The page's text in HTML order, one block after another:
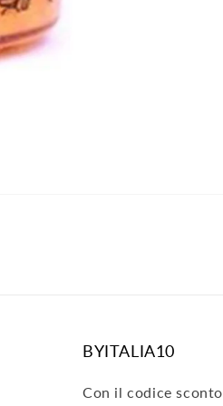
BYITALIA10
Con il codice sconto